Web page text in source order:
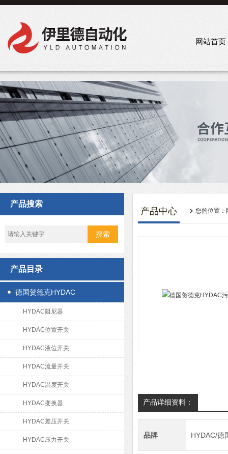
网站首页
产品搜索
产品目录
德国贺德克HYDAC
HYDAC阻尼器
HYDAC位置开关
HYDAC液位开关
HYDAC流量开关
HYDAC温度开关
HYDAC变换器
HYDAC差压开关
HYDAC压力开关
产品中心 您的位置：
产品详细资料：
品牌 HYDAC/德